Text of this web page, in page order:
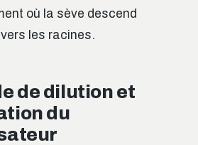
où la sève descend
les racines.
de dilution et
du